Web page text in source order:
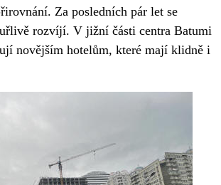
Za posledních pár let se
rozvíjí. V jižní části centra Batumi
novějším hotelům, které mají klidně i